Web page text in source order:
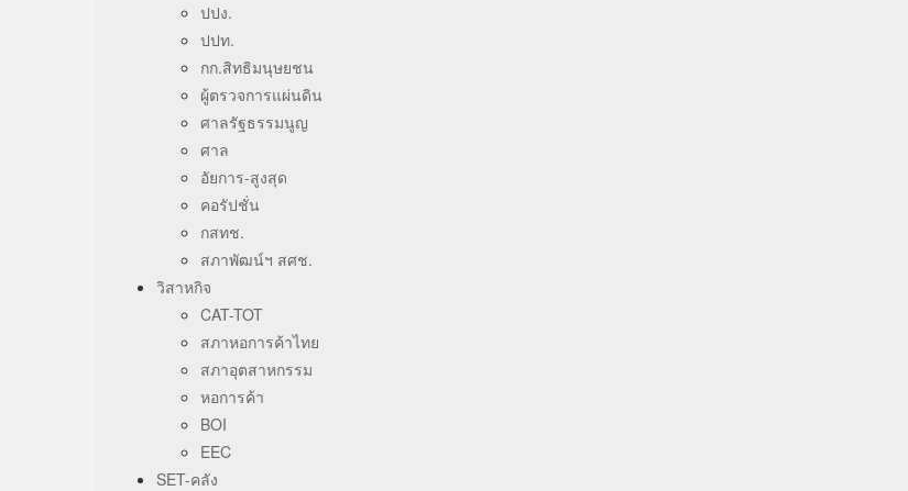
ปปง.
ปปท.
กก.สิทธิมนุษยชน
ผู้ตรวจการแผ่นดิน
ศาลรัฐธรรมนูญ
ศาล
อัยการ-สูงสุด
คอรัปชั่น
กสทช.
สภาพัฒน์ฯ สศช.
วิสาหกิจ
CAT-TOT
สภาหอการค้าไทย
สภาอุตสาหกรรม
หอการค้า
BOI
EEC
SET-คลัง